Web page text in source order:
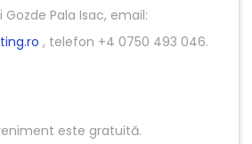
Pala Isac, email:
, telefon +4 0750 493 046.
este gratuită.